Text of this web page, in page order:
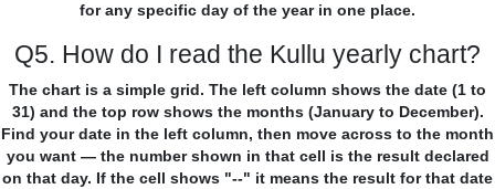
for any specific day of the year in one place.
Q5. How do I read the Kullu yearly chart?
The chart is a simple grid. The left column shows the date (1 to
31) and the top row shows the months (January to December).
Find your date in the left column, then move across to the month
you want — the number shown in that cell is the result declared
on that day. If the cell shows "--" it means the result for that date